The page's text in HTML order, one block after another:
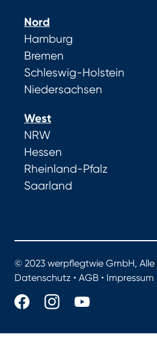
Nord
Hamburg
Bremen
Schleswig-Holstein
Niedersachsen
West
NRW
Hessen
Rheinland-Pfalz
Saarland
© 2023 werpflegtwie GmbH,
Datenschutz • AGB • Impressum